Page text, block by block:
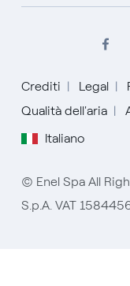
Crediti Legal
Qualità dell'aria
Italiano
© Enel Spa All
S.p.A. VAT